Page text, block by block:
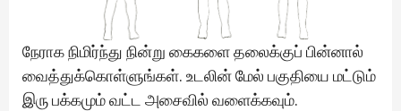
நேராக நிமிர்ந்து நின்று கைகளை தலைக்குப் பின்னால்
வைத்துக்கொள்ளுங்கள். உடலின் மேல் பகுதியை மட்டும்
இரு பக்கமும் வட்ட அசைவில் வளைக்கவும்.